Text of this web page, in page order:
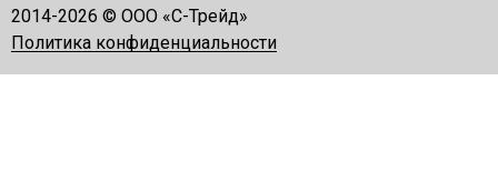
2014-2026 © ООО «С-Трейд»
Политика конфиденциальности